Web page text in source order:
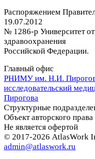
Распоряжением
19.07.2012
№ 1286-р Университет
здравоохранения
Российской Федерации.
Главный офис
РНИМУ им. Н.И.
исследовательский
Пирогова
Структурные
Объект авторского права
Не является офертой
© 2017-2026 AtlasWork
admin@atlaswork.ru